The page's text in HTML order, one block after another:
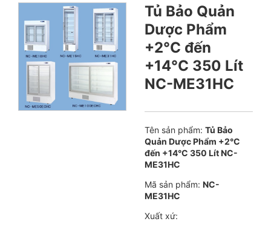
Tủ Bảo Quản
Dược Phẩm
+2°C đến
+14°C 350 Lít
NC-ME31HC
Tên sản phẩm: Tủ Bảo
Quản Dược Phẩm +2°C
đến +14°C 350 Lít NC-
ME31HC
Mã sản phẩm: NC-
ME31HC
Xuất xứ: